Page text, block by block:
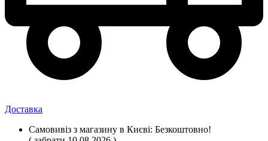
Доставка
Самовивіз з магазину в Києві: Безкоштовно!